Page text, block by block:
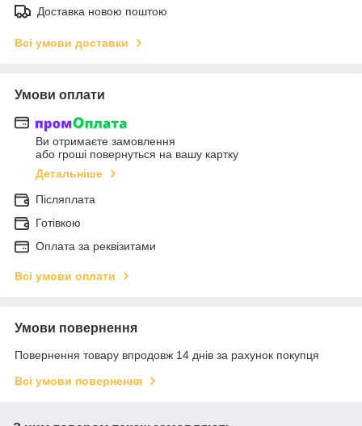
Доставка новою поштою
Всі умови доставки
Умови оплати
Ви отримаєте замовлення
або гроші повернуться на вашу картку
Детальніше
Післяплата
Готівкою
Оплата за реквізитами
Всі умови оплати
Умови повернення
Повернення товару впродовж 14 днів за рахунок покупця
Всі умови повернення